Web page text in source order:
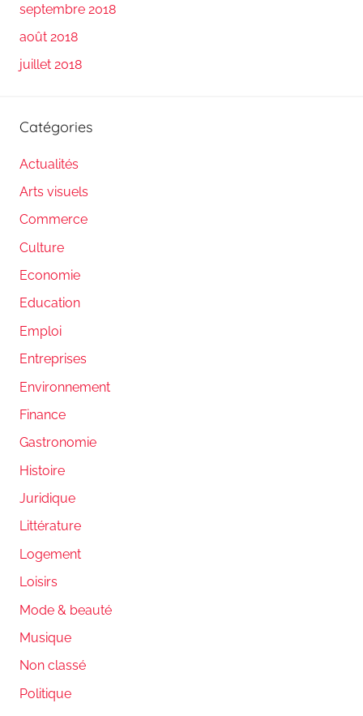
septembre 2018
août 2018
juillet 2018
Catégories
Actualités
Arts visuels
Commerce
Culture
Economie
Education
Emploi
Entreprises
Environnement
Finance
Gastronomie
Histoire
Juridique
Littérature
Logement
Loisirs
Mode & beauté
Musique
Non classé
Politique